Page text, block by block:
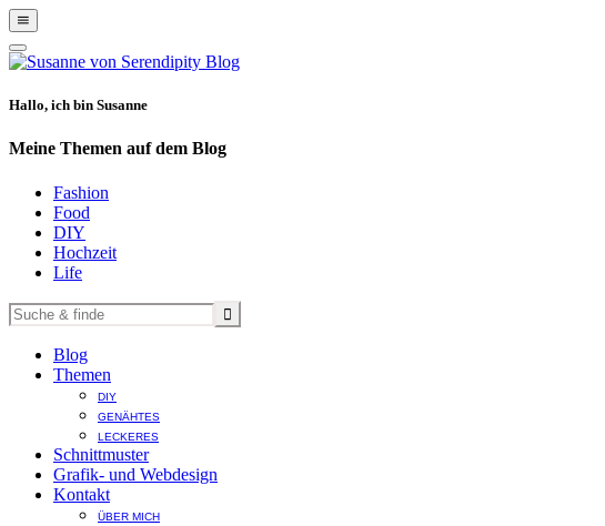
Show
Offscreen
Content
Hide
Offscreen
Hallo, ich bin Susanne
Meine Themen auf dem Blog
Fashion
Food
DIY
Hochzeit
Life
Blog
Themen
DIY
GENÄHTES
LECKERES
Schnittmuster
Grafik- und Webdesign
Kontakt
ÜBER MICH